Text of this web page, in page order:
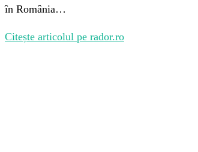
în România…
Citește articolul pe rador.ro